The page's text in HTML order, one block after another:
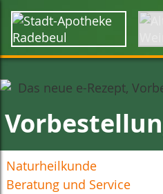
Naturheilkunde
Beratung und Service